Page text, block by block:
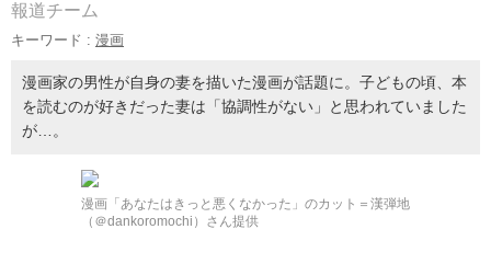
報道チーム
キーワード : 漫画
漫画家の男性が自身の妻を描いた漫画が話題に。子どもの頃、本
を読むのが好きだった妻は「協調性がない」と思われていました
が…。
漫画「あなたはきっと悪くなかった」のカット＝漢弾地
（＠dankoromochi）さん提供